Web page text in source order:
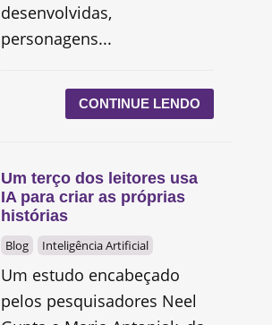
desenvolvidas,
personagens...
CONTINUE LENDO
Um terço dos leitores usa
IA para criar as próprias
histórias
Blog Inteligência Artificial
Um estudo encabeçado
pelos pesquisadores Neel